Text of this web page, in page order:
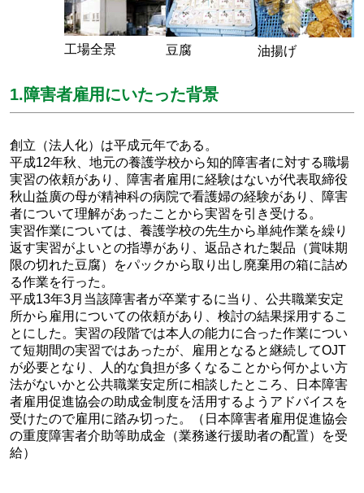
工場全景 豆腐 油揚げ
1.障害者雇用にいたった背景
創立（法人化）は平成元年である。
平成12年秋、地元の養護学校から知的障害者に対する職場
実習の依頼があり、障害者雇用に経験はないが代表取締役
秋山益廣の母が精神科の病院で看護婦の経験があり、障害
者について理解があったことから実習を引き受ける。
実習作業については、養護学校の先生から単純作業を繰り
返す実習がよいとの指導があり、返品された製品（賞味期
限の切れた豆腐）をパックから取り出し廃棄用の箱に詰め
る作業を行った。
平成13年3月当該障害者が卒業するに当り、公共職業安定
所から雇用についての依頼があり、検討の結果採用するこ
とにした。実習の段階では本人の能力に合った作業につい
て短期間の実習ではあったが、雇用となると継続してOJT
が必要となり、人的な負担が多くなることから何かよい方
法がないかと公共職業安定所に相談したところ、日本障害
者雇用促進協会の助成金制度を活用するようアドバイスを
受けたので雇用に踏み切った。（日本障害者雇用促進協会
の重度障害者介助等助成金（業務遂行援助者の配置）を受
給）